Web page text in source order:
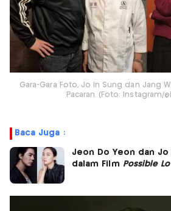
Gara-Gara Foto, Jo In Sung dan Jang
Pacaran. (Foto: Instagram/
Baca Juga :
Jeon Do Yeon dan
dalam Film Possible